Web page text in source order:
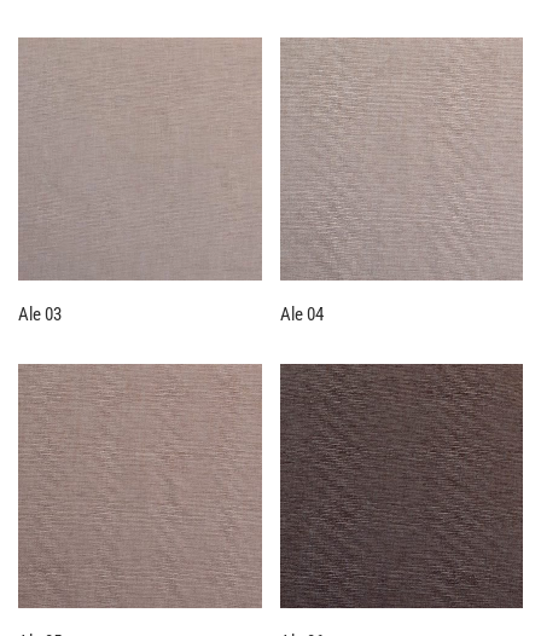
Ale 03 Ale 04